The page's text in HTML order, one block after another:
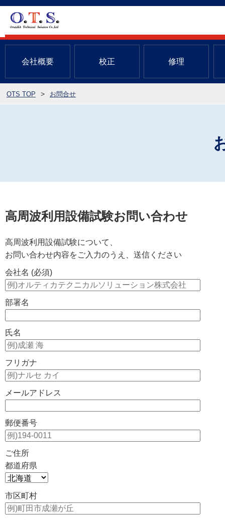
会社概要 校正 修理
OTS TOP お問合せ
高周波利用設備試験お問い合わせ
高周波利用設備試験について、
お問い合わせ内容をご入力のうえ、送信ください
会社名 (必須)
部署名
氏名
フリガナ
メールアドレス
郵便番号
ご住所
都道府県
市区町村